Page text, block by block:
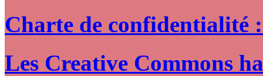
Charte de confidentialité
Les Creative Commons